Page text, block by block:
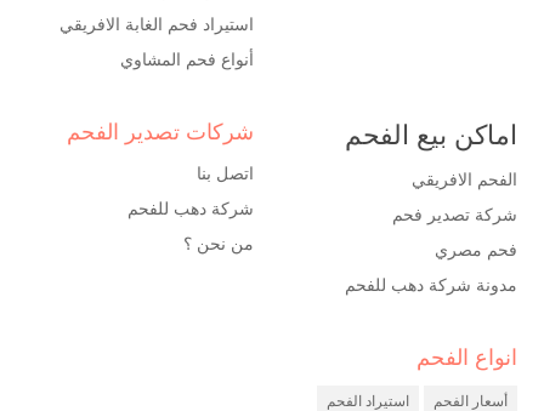
استيراد فحم الغابة الافريقي
أنواع فحم المشاوي
اماكن بيع الفحم
الفحم الافريقي
شركة تصدير فحم
فحم مصري
مدونة شركة دهب للفحم
شركات تصدير الفحم
اتصل بنا
شركة دهب للفحم
من نحن ؟
انواع الفحم
أسعار الفحم استيراد الفحم